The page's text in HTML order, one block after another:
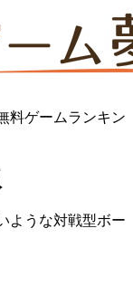
料ゲームランキン
ような対戦型ボー